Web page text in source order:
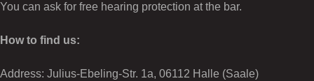
You can ask for free hearing protection at the bar.
How to find us:
Address: Julius-Ebeling-Str. 1a, 06112 Halle (Saale)